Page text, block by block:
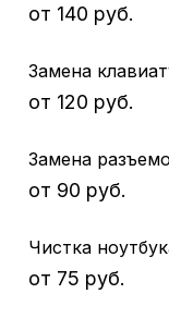
от 140 руб.
Замена
от 120 руб.
Замена
от 90 руб.
Чистка
от 75 руб.